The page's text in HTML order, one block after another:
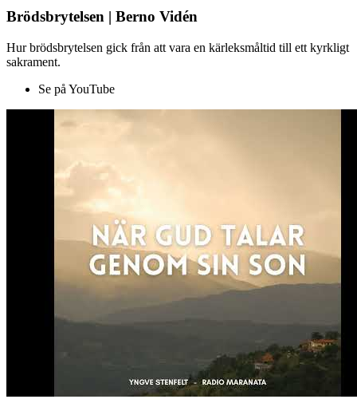
Brödsbrytelsen | Berno Vidén
Hur brödsbrytelsen gick från att vara en kärleksmåltid till ett kyrkligt
sakrament.
Se på YouTube